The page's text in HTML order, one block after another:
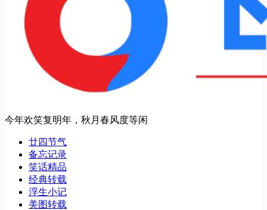
今年欢笑复明年，秋月春风度等闲
廿四节气
备忘记录
笑话精品
经典转载
浮生小记
美图转载